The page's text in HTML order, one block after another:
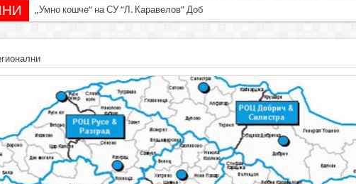
„Умно кошче“ на СУ “Л. Каравелов” Добрич с първо място от форум по р